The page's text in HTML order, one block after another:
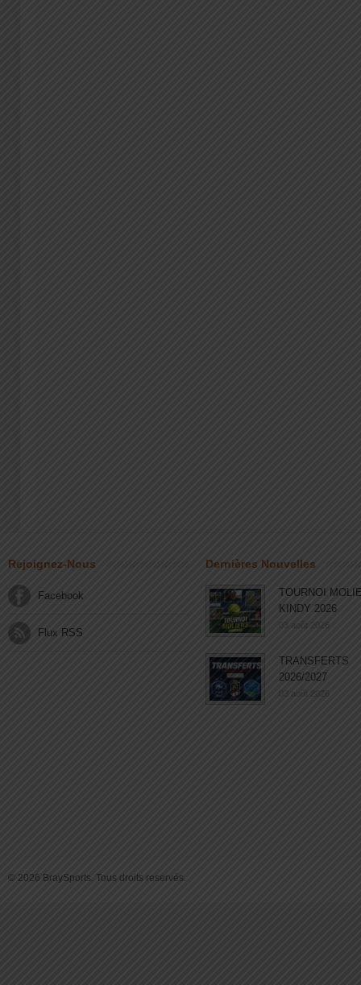
Rejoignez-Nous
Facebook
Flux RSS
Dernières Nouvelles
TOURNOI
KINDY 2026
03 août 2026
TRANSFERTS
2026/2027
03 août 2026
© 2026 BraySports. Tous droits reservés.